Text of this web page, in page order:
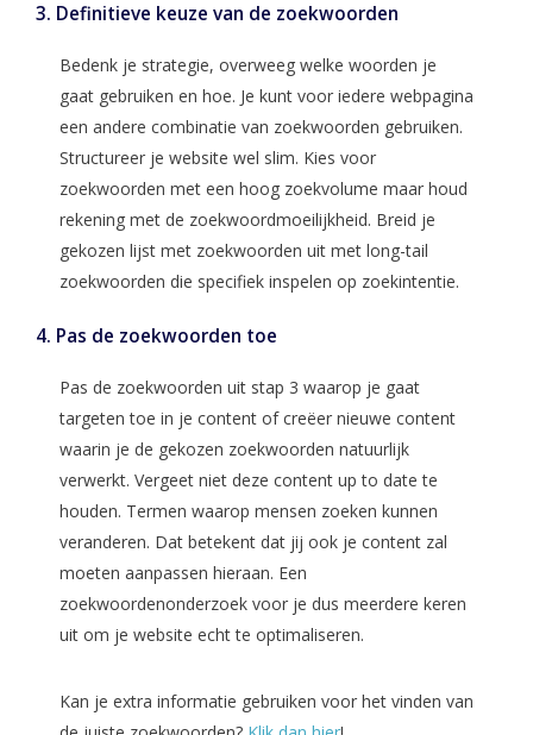
3. Definitieve keuze van de zoekwoorden
Bedenk je strategie, overweeg welke woorden je
gaat gebruiken en hoe. Je kunt voor iedere webpagina
een andere combinatie van zoekwoorden gebruiken.
Structureer je website wel slim. Kies voor
zoekwoorden met een hoog zoekvolume maar houd
rekening met de zoekwoordmoeilijkheid. Breid je
gekozen lijst met zoekwoorden uit met long-tail
zoekwoorden die specifiek inspelen op zoekintentie.
4. Pas de zoekwoorden toe
Pas de zoekwoorden uit stap 3 waarop je gaat
targeten toe in je content of creëer nieuwe content
waarin je de gekozen zoekwoorden natuurlijk
verwerkt. Vergeet niet deze content up to date te
houden. Termen waarop mensen zoeken kunnen
veranderen. Dat betekent dat jij ook je content zal
moeten aanpassen hieraan. Een
zoekwoordenonderzoek voor je dus meerdere keren
uit om je website echt te optimaliseren.
Kan je extra informatie gebruiken voor het vinden van